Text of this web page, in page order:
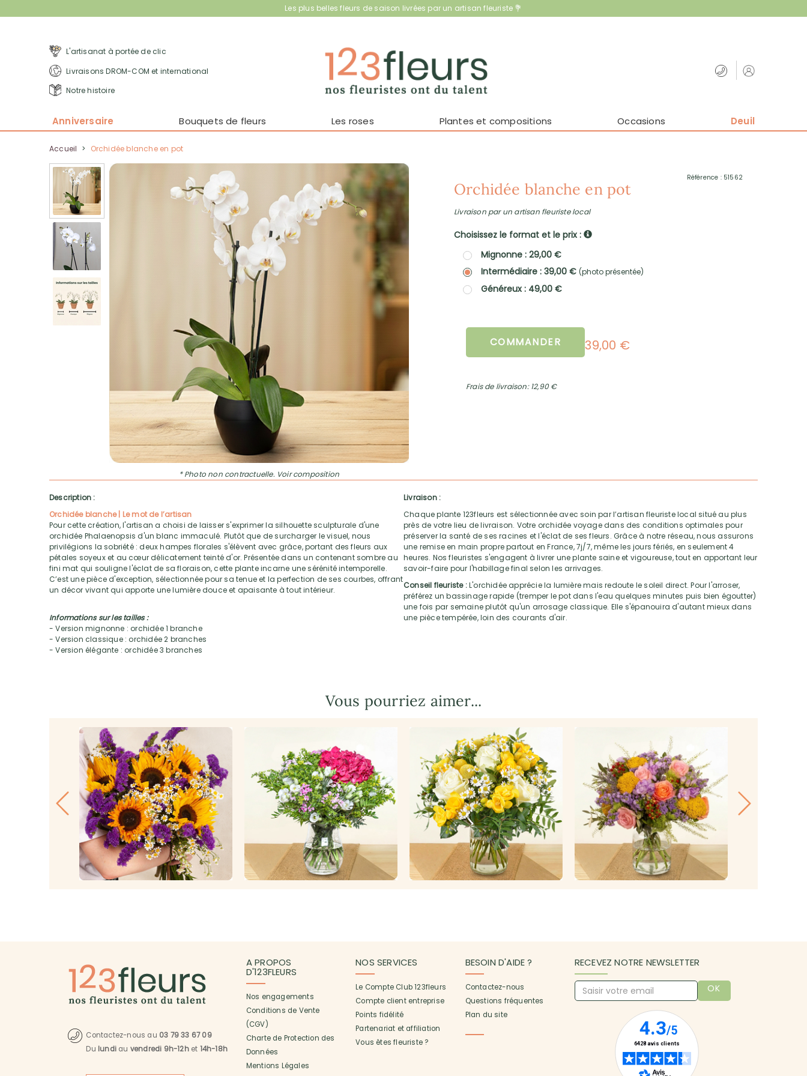
Les plus belles fleurs de saison livrées par un artisan fleuriste 💐
L'artisanat à portée de clic
Livraisons DROM-COM et international
Notre histoire
Anniversaire Bouquets de fleurs Les roses Plantes et compositions Occasions Deuil
Accueil > Orchidée blanche en pot
* Photo non contractuelle. Voir composition
Référence : 51562
Orchidée blanche en pot
Livraison par un artisan fleuriste local
Choisissez le format et le prix :
Mignonne : 29,00 €
Intermédiaire : 39,00 € (photo présentée)
Généreux : 49,00 €
COMMANDER 39,00 €
Frais de livraison: 12,90 €
Description :
Orchidée blanche | Le mot de l’artisan
Pour cette création, l'artisan a choisi de laisser s'exprimer la silhouette sculpturale d'une
orchidée Phalaenopsis d'un blanc immaculé. Plutôt que de surcharger le visuel, nous
privilégions la sobriété : deux hampes florales s'élèvent avec grâce, portant des fleurs aux
pétales soyeux et au cœur délicatement teinté d'or. Présentée dans un contenant sombre au
fini mat qui souligne l'éclat de sa floraison, cette plante incarne une sérénité intemporelle.
C’est une pièce d'exception, sélectionnée pour sa tenue et la perfection de ses courbes, offrant
un décor vivant qui apporte une lumière douce et apaisante à tout intérieur.
Informations sur les tailles :
- Version mignonne : orchidée 1 branche
- Version classique : orchidée 2 branches
- Version élégante : orchidée 3 branches
Livraison :
Chaque plante 123fleurs est sélectionnée avec soin par l’artisan fleuriste local situé au plus
près de votre lieu de livraison. Votre orchidée voyage dans des conditions optimales pour
préserver la santé de ses racines et l'éclat de ses fleurs. Grâce à notre réseau, nous assurons
une remise en main propre partout en France, 7j/7, même les jours fériés, en seulement 4
heures. Nos fleuristes s'engagent à livrer une plante saine et vigoureuse, tout en apportant leur
savoir-faire pour l'habillage final selon les arrivages.
Conseil fleuriste :L'orchidée apprécie la lumière mais redoute le soleil direct. Pour l'arroser,
préférez un bassinage rapide (tremper le pot dans l'eau quelques minutes puis bien égoutter)
une fois par semaine plutôt qu'un arrosage classique. Elle s'épanouira d'autant mieux dans
une pièce tempérée, loin des courants d'air.
Vous pourriez aimer...
Contactez-nous au 03 79 33 67 09
Du lundi au vendredi 9h-12het 14h-18h
A PROPOS
D'123FLEURS
Nos engagements
Conditions de Vente
(CGV)
Charte de Protection des
Données
Mentions Légales
NOS SERVICES
Le Compte Club 123fleurs
Compte client entreprise
Points fidélité
Partenariat et affiliation
Vous êtes fleuriste ?
BESOIN D'AIDE ?
Contactez-nous
Questions fréquentes
Plan du site
RECEVEZ NOTRE NEWSLETTER
OK